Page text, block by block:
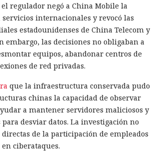
el regulador negó a China Mobile la
internacionales y revocó las
estadounidenses de China Telecom y
embargo, las decisiones no obligaban a
equipos, abandonar centros de
de red privadas.
que la infraestructura conservada pudo
chinas la capacidad de observar
a mantener servidores maliciosos y
desviar datos. La investigación no
de la participación de empleados
ciberataques.
el planeta y el Sol. La estructura
la luz y evitaría que la superficie se
pantalla convencional tendría que ser
autor propone unir la cubierta a un
Un sistema así podría mantenerse en el
la Tierra del exceso de energía
a expandirse, una sola sombra no
desplazar la Tierra a una órbita más
podrían desviar repetidamente grandes
espaciales cerca del planeta. Su
gradualmente energía a la Tierra y la